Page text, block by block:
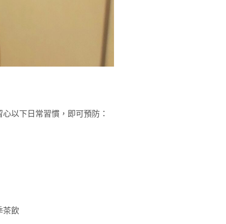
以下日常習慣，即可預防：
茶飲